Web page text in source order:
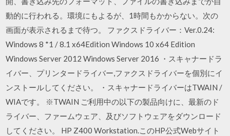
動的に行われる。環境にもよるが、1時間もかからない。次の
画面が表示されるまで待つ。 ファクスドライバー：Ver.0.24:
Windows 8 *1 / 8.1 x64Edition Windows 10 x64 Edition
Windows Server 2012 Windows Server 2016 ・スキャナードラ
イバー、プリンタードライバー,ファクスドライバーを個別にイ
ンストールしてください。 ・スキャナードライバーはTWAIN /
WIAです。 ※TWAIN ご利用中の以下の製品向けに、最新のド
ライバー、ファームウェア、及びソフトウェアをダウンロード
してください。 HP Z400 Workstation.このHP公式Webサイト